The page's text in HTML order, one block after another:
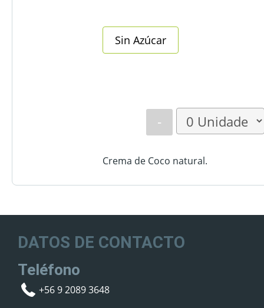
Sin Azúcar
-
Crema de Coco natural.
DATOS DE CONTACTO
Teléfono
+56 9 2089 3648